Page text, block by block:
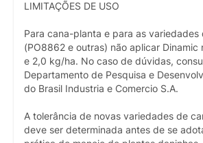
LIMITAÇÕES DE USO
Para cana-planta e para as variedades
(PO8862 e outras) não aplicar Dinamic
e 2,0 kg/ha. No caso de dúvidas,
Departamento de Pesquisa e
do Brasil Industria e Comercio S.A.
A tolerância de novas variedades de
deve ser determinada antes de se